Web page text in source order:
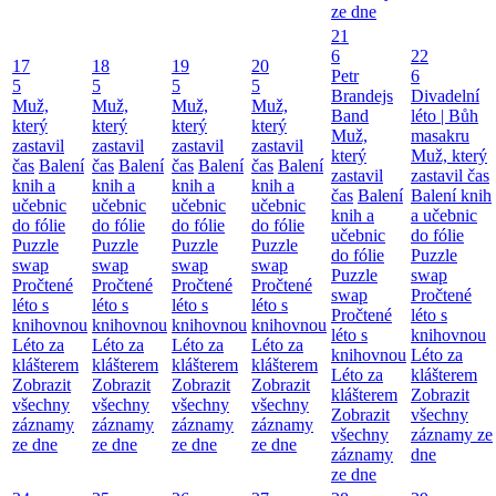
ze dne
17
5
Muž,
který
zastavil
čas Balení
knih a
učebnic
do fólie
Puzzle
swap
Pročtené
léto s
knihovnou
Léto za
klášterem
Zobrazit
všechny
záznamy
ze dne
18
5
Muž,
který
zastavil
čas Balení
knih a
učebnic
do fólie
Puzzle
swap
Pročtené
léto s
knihovnou
Léto za
klášterem
Zobrazit
všechny
záznamy
ze dne
19
5
Muž,
který
zastavil
čas Balení
knih a
učebnic
do fólie
Puzzle
swap
Pročtené
léto s
knihovnou
Léto za
klášterem
Zobrazit
všechny
záznamy
ze dne
20
5
Muž,
který
zastavil
čas Balení
knih a
učebnic
do fólie
Puzzle
swap
Pročtené
léto s
knihovnou
Léto za
klášterem
Zobrazit
všechny
záznamy
ze dne
21
6
Petr
Brandejs
Band
Muž,
který
zastavil
čas Balení
knih a
učebnic
do fólie
Puzzle
swap
Pročtené
léto s
knihovnou
Léto za
klášterem
Zobrazit
všechny
záznamy
ze dne
22
6
Divadelní
léto | Bůh
masakru
Muž, který
zastavil čas
Balení knih
a učebnic
do fólie
Puzzle
swap
Pročtené
léto s
knihovnou
Léto za
klášterem
Zobrazit
všechny
záznamy ze
dne